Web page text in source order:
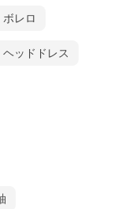
ボレロ
ヘッドドレス